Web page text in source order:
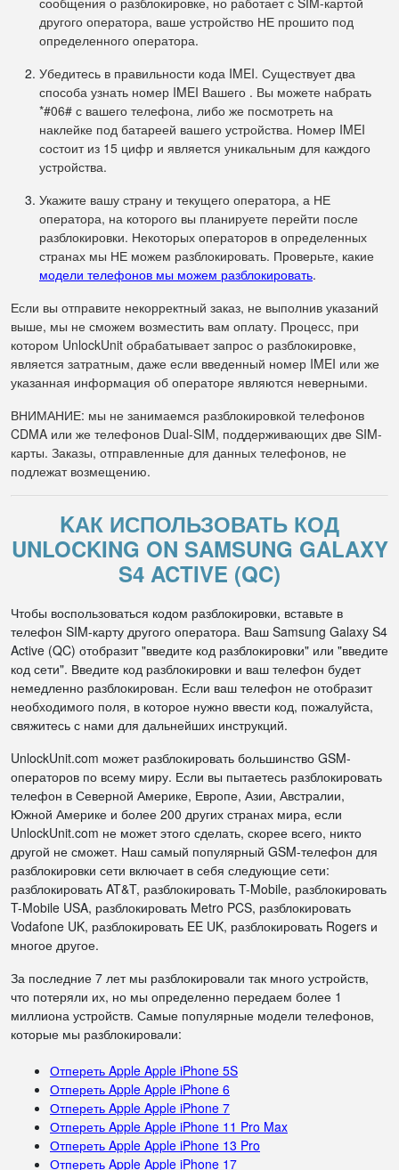
другого оператора, ваше устройство НЕ прошито под
определенного оператора.
Убедитесь в правильности кода IMEI. Существует два
способа узнать номер IMEI Вашего . Вы можете набрать
*#06# с вашего телефона, либо же посмотреть на
наклейке под батареей вашего устройства. Номер IMEI
состоит из 15 цифр и является уникальным для каждого
устройства.
Укажите вашу страну и текущего оператора, а НЕ
оператора, на которого вы планируете перейти после
разблокировки. Некоторых операторов в определенных
странах мы НЕ можем разблокировать. Проверьте, какие
модели телефонов мы можем разблокировать.
Если вы отправите некорректный заказ, не выполнив указаний
выше, мы не сможем возместить вам оплату. Процесс, при
котором UnlockUnit обрабатывает запрос о разблокировке,
является затратным, даже если введенный номер IMEI или же
указанная информация об операторе являются неверными.
ВНИМАНИЕ: мы не занимаемся разблокировкой телефонов
CDMA или же телефонов Dual-SIM, поддерживающих две SIM-
карты. Заказы, отправленные для данных телефонов, не
подлежат возмещению.
KАК ИСПОЛЬЗОВАТЬ КОД
UNLOCKING ON SAMSUNG GALAXY
S4 ACTIVE (QC)
Чтобы воспользоваться кодом разблокировки, вставьте в
телефон SIM-карту другого оператора. Ваш Samsung Galaxy S4
Active (QC) отобразит "введите код разблокировки" или "введите
код сети". Введите код разблокировки и ваш телефон будет
немедленно разблокирован. Если ваш телефон не отобразит
необходимого поля, в которое нужно ввести код, пожалуйста,
свяжитесь с нами для дальнейших инструкций.
UnlockUnit.com может разблокировать большинство GSM-
операторов по всему миру. Если вы пытаетесь разблокировать
телефон в Северной Америке, Европе, Азии, Австралии,
Южной Америке и более 200 других странах мира, если
UnlockUnit.com не может этого сделать, скорее всего, никто
другой не сможет. Наш самый популярный GSM-телефон для
разблокировки сети включает в себя следующие сети:
разблокировать AT&T, разблокировать T-Mobile, разблокировать
T-Mobile USA, разблокировать Metro PCS, разблокировать
Vodafone UK, разблокировать EE UK, разблокировать Rogers и
многое другое.
За последние 7 лет мы разблокировали так много устройств,
что потеряли их, но мы определенно передаем более 1
миллиона устройств. Самые популярные модели телефонов,
которые мы разблокировали:
Отпереть Apple Apple iPhone 5S
Отпереть Apple Apple iPhone 6
Отпереть Apple Apple iPhone 7
Отпереть Apple Apple iPhone 11 Pro Max
Отпереть Apple Apple iPhone 13 Pro
Отпереть Apple Apple iPhone 17